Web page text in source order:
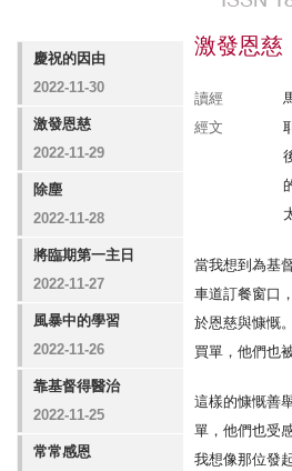
慶祝的因由
2022-11-30
激發恩慈
2022-11-29
除塵
2022-11-28
將臨期第一主日
2022-11-27
風暴中的學習
2022-11-26
靠基督得醫治
2022-11-25
常常感恩
激發恩慈
讀經
經文
當我想到為基
車道訂餐窗口
於恩慈與慷慨
買單，他們也
這樣的慷慨善
單，他們也受
我想像那位發